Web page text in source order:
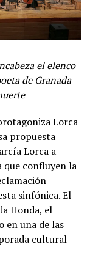
el elenco
de Granada
Lorca
propuesta
Lorca a
que confluyen la
sinfónica. El
Honda, el
en una de las
cultural